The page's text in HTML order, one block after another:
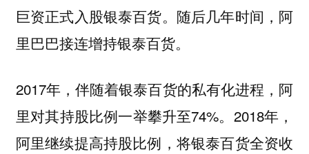
巨资正式入股银泰百货。随后几年时间，阿
里巴巴接连增持银泰百货。
2017年，伴随着银泰百货的私有化进程，阿
里对其持股比例一举攀升至74%。2018年，
阿里继续提高持股比例，将银泰百货全资收